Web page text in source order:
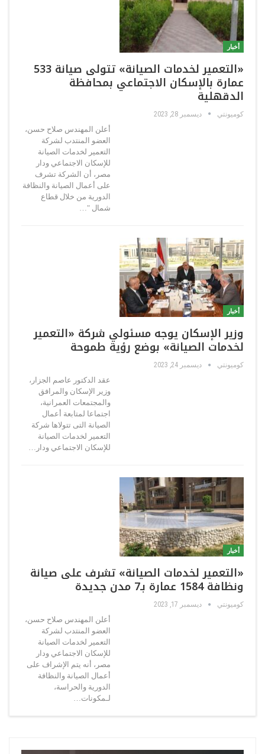
أخبار
«التعمير لخدمات الصيانة» تتولى صيانة 533
عمارة بالإسكان الاجتماعي بمحافظة
الدقهلية
كوميونتي ديسمبر 28, 2023
أعلن المهندس صلاح حسن،
العضو المنتدب لشركة
التعمير لخدمات الصيانة
للإسكان الاجتماعي ودار
مصر، أن الشركة تشرف
على أعمال الصيانة والنظافة
الدورية من خلال قطاع
شمال "…
أخبار
وزير الإسكان يوجه مسئولي شركة «التعمير
لخدمات الصيانة» بوضع رؤية طموحة
كوميونتي ديسمبر 24, 2023
عقد الدكتور عاصم الجزار،
وزير الإسكان والمرافق
والمجتمعات العمرانية،
اجتماعا لمتابعة أعمال
الصيانة التى تتولاها شركة
التعمير لخدمات الصيانة
للإسكان الاجتماعي ودار…
أخبار
«التعمير لخدمات الصيانة» تشرف على صيانة
ونظافة 1584 عمارة بـ7 مدن جديدة
كوميونتي ديسمبر 17, 2023
أعلن المهندس صلاح حسن،
العضو المنتدب لشركة
التعمير لخدمات الصيانة
للإسكان الاجتماعي ودار
مصر، أنه يتم الإشراف على
أعمال الصيانة والنظافة
الدورية والحراسة،
لـمكونات…